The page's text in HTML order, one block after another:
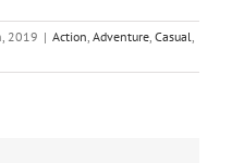
2019 | Action, Adventure, Casual,